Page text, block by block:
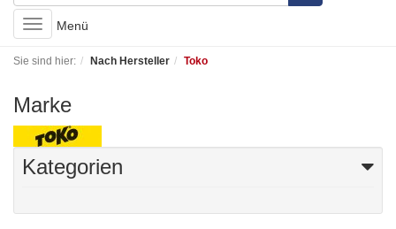
Toggle
navigation
Menü
Sie sind hier: Nach Hersteller Toko
Marke
Kategorien